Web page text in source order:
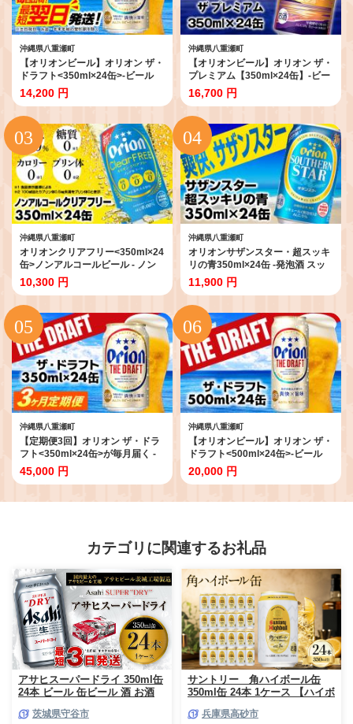
沖縄県八重瀬町
【オリオンビール】オリオン ザ・
ドラフト<350ml×24缶>-ビール
オリオン ビール 1ケース 350ml
24本 すっきり 飲みやすい こだわ
り 改良 リニューアル おすすめ 沖
縄県 八重瀬町 【価格改定YI】
14,200 円
沖縄県八重瀬町
【オリオンビール】オリオン ザ・
プレミアム【350ml×24缶】-ビー
ル 1ケース 24本 コク深い スムー
ス 沖縄のプレミアム 華やか フル
ーティー 香り 新しい味わい おす
すめ 沖縄県 八重瀬町【価格改定
YF】
16,700 円
沖縄県八重瀬町
オリオンクリアフリー<350ml×24
缶>ノンアルコールビール - ノン
アルコール オリオン クリア フリ
ー プリン体ゼロ 糖質ゼロ カロリ
ーゼロ 爽快な うまさ 炭酸 350ml
24缶 スッキリ 飲みやすい おすす
め 沖縄県 八重瀬町【価格改定
YF】
10,300 円
沖縄県八重瀬町
オリオンサザンスター・超スッキ
リの青350ml×24缶 -発泡酒 スッ
キリ 爽快 飲みやすい 清涼ホップ
沖縄県産米 使用 おすすめ ゴクゴ
ク 飲める キレ 喉ごし オリオンビ
ール 1ケース 24本 沖縄県 八重瀬
町【価格改定YB】
11,900 円
沖縄県八重瀬町
【定期便3回】オリオン ザ・ドラ
フト<350ml×24缶>が毎月届く -
オリオンビール オリオン ビール 1
ケース 350ml 24本 定期便 3ヶ月
良 リニューアル おすすめ 沖縄県
45,000 円
沖縄県八重瀬町
【オリオンビール】オリオン ザ・
ドラフト<500ml×24缶>-ビール
オリオン ビール 1ケース 500ml
24本 すっきり 飲みやすい こだわ
縄県 八重瀬町【価格改定YB】
20,000 円
カテゴリに関連するお礼品
アサヒスーパードライ 350ml缶
24本 ビール 缶ビール 酒 お酒
茨城県守谷市
サントリー 角ハイボール缶
350ml缶 24本 1ケース 【ハイボ
県 高砂市 ふるさと納税】
兵庫県高砂市